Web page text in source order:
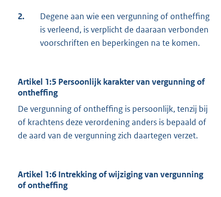
2.
Degene aan wie een vergunning of ontheffing
is verleend, is verplicht de daaraan verbonden
voorschriften en beperkingen na te komen.
Artikel 1:5 Persoonlijk karakter van vergunning of
ontheffing
De vergunning of ontheffing is persoonlijk, tenzij bij
of krachtens deze verordening anders is bepaald of
de aard van de vergunning zich daartegen verzet.
Artikel 1:6 Intrekking of wijziging van vergunning
of ontheffing